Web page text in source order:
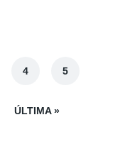
4 5
ÚLTIMA »